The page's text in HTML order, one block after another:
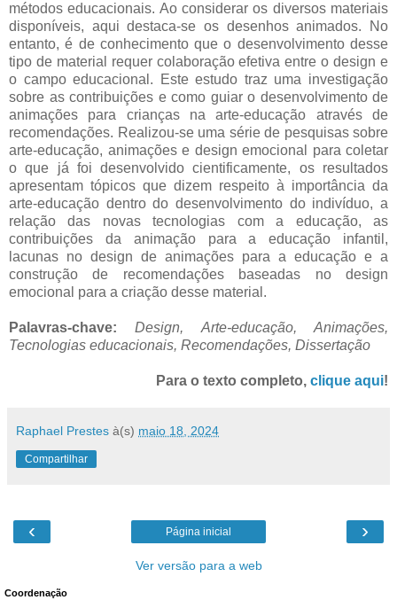
métodos educacionais. Ao considerar os diversos materiais
disponíveis, aqui destaca-se os desenhos animados. No
entanto, é de conhecimento que o desenvolvimento desse
tipo de material requer colaboração efetiva entre o design e
o campo educacional. Este estudo traz uma investigação
sobre as contribuições e como guiar o desenvolvimento de
animações para crianças na arte-educação através de
recomendações. Realizou-se uma série de pesquisas sobre
arte-educação, animações e design emocional para coletar
o que já foi desenvolvido cientificamente, os resultados
apresentam tópicos que dizem respeito à importância da
arte-educação dentro do desenvolvimento do indivíduo, a
relação das novas tecnologias com a educação, as
contribuições da animação para a educação infantil,
lacunas no design de animações para a educação e a
construção de recomendações baseadas no design
emocional para a criação desse material.
Palavras-chave:Design, Arte-educação, Animações,
Tecnologias educacionais, Recomendações, Dissertação
Para o texto completo, clique aqui!
Raphael Prestes à(s) maio 18, 2024
Compartilhar
‹ ›
Página inicial
Ver versão para a web
Coordenação